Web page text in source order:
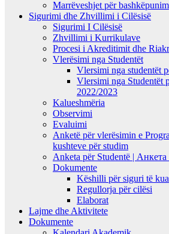
Marrëveshjet për bashkëpunim
Sigurimi dhe Zhvillimi i Cilësisë
Sigurimi I Cilësisë
Zhvillimi i Kurrikulave
Procesi i Akreditimit dhe
Vlerësimi nga Studentët
Vlersimi nga studentët
Vlersimi nga Studentët
2022/2023
Kalueshmëria
Observimi
Evaluimi
Anketë për vlerësimin e
kushteve për studim
Anketa për Studentë | Анкета
Dokumente
Këshilli për siguri të
Regullorja për cilësi
Elaborat
Lajme dhe Aktivitete
Dokumente